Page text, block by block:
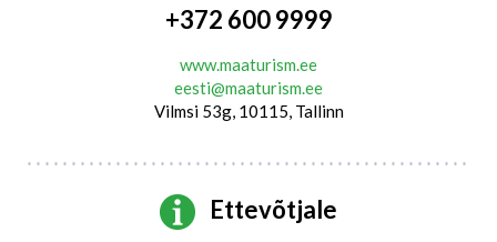
+372 600 9999
www.maaturism.ee
eesti@maaturism.ee
Vilmsi 53g, 10115, Tallinn
Ettevõtjale